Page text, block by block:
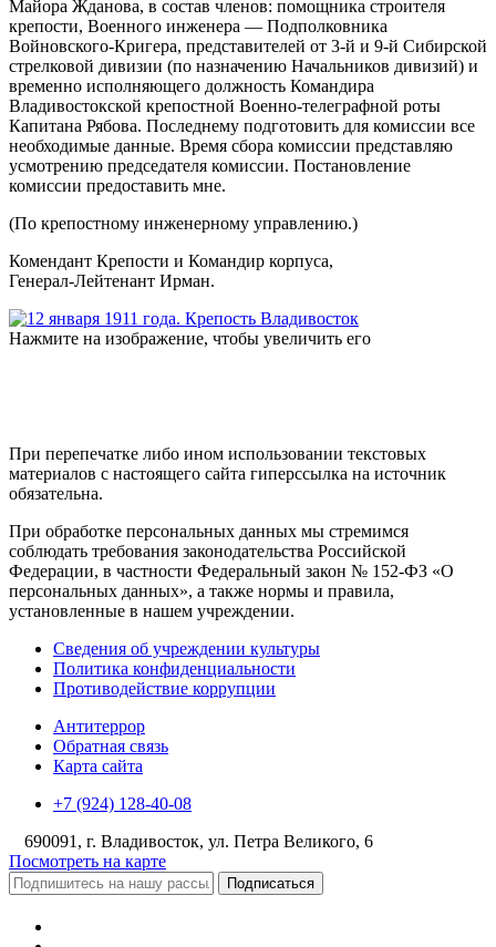
Майора Жданова, в состав членов: помощника строителя
крепости, Военного инженера — Подполковника
Войновского-Кригера, представителей от 3-й и 9-й Сибирской
стрелковой дивизии (по назначению Начальников дивизий) и
временно исполняющего должность Командира
Владивостокской крепостной Военно-телеграфной роты
Капитана Рябова. Последнему подготовить для комиссии все
необходимые данные. Время сбора комиссии представляю
усмотрению председателя комиссии. Постановление
комиссии предоставить мне.
(По крепостному инженерному управлению.)
Комендант Крепости и Командир корпуса,
Генерал-Лейтенант Ирман.
Нажмите на изображение, чтобы увеличить его
При перепечатке либо ином использовании текстовых
материалов с настоящего сайта гиперссылка на источник
обязательна.
При обработке персональных данных мы стремимся
соблюдать требования законодательства Российской
Федерации, в частности Федеральный закон № 152-ФЗ «О
персональных данных», а также нормы и правила,
установленные в нашем учреждении.
Сведения об учреждении культуры
Политика конфиденциальности
Противодействие коррупции
Антитеррор
Обратная связь
Карта сайта
+7 (924) 128-40-08
690091, г. Владивосток, ул. Петра Великого, 6
Посмотреть на карте
Подписаться